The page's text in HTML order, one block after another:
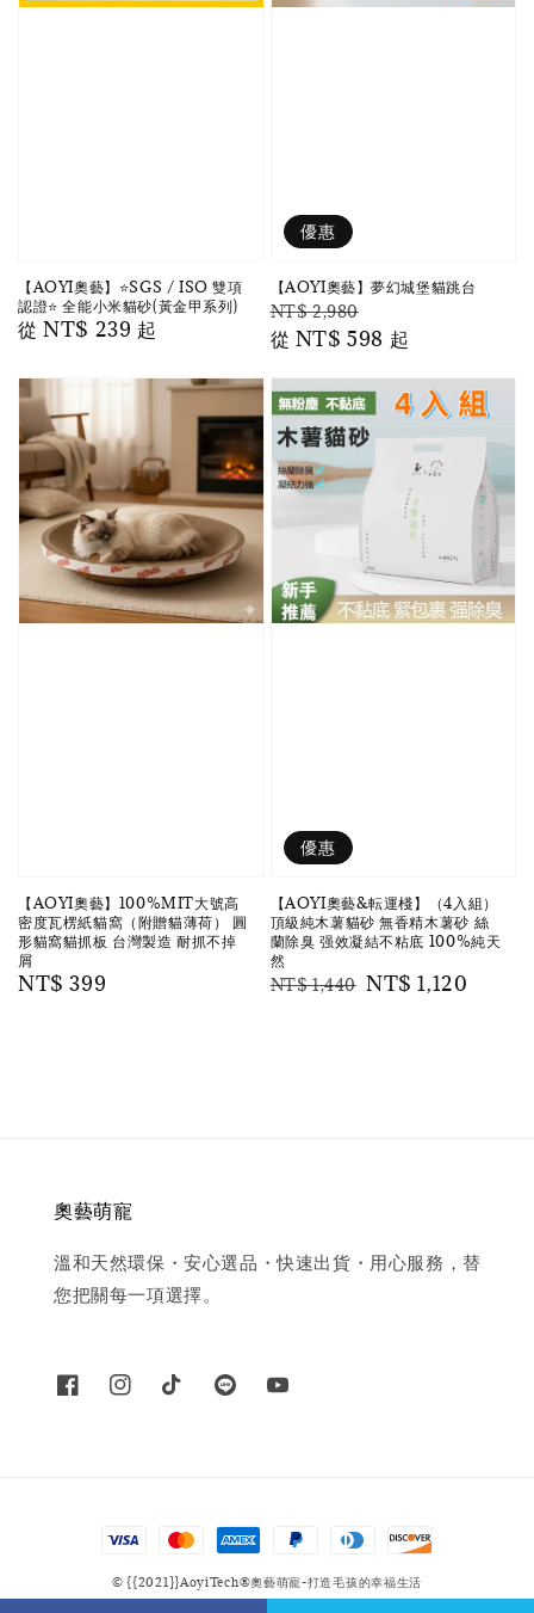
【AOYI奧藝】⭐️SGS / ISO 雙項
認證⭐️ 全能小米貓砂(黃金甲系列)
Regular
從NT$ 239 起
優惠
【AOYI奧藝】夢幻城堡貓跳台
Regular
price
NT$ 2,980
price
從 NT$ 598 起
【AOYI奧藝】100%MIT大號高
密度瓦楞紙貓窩（附贈貓薄荷） 圓
形貓窩貓抓板 台灣製造 耐抓不掉
屑
Regular
NT$ 399
優惠
【AOYI奧藝&転運棧】（4入組）
頂級純木薯貓砂 無香精木薯砂 絲
蘭除臭 强效凝結不粘底 100%純天
然
Regular
NT$ 1,440 Sale
NT$ 1,120
奧藝萌寵
溫和天然環保・安心選品・快速出貨・用心服務，替
您把關每一項選擇。
© {{2021}}AoyiTech®奧藝萌寵-打造毛孩的幸福生活